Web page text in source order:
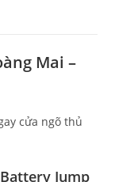
Mai –
cửa ngõ thủ
Jump